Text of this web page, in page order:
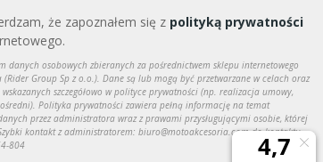
że zapoznałem się z polityką prywatności
danych osobowych zbieranych za pośrednictwem sklepu internetowego
(Rider Group Sp z o.o.). Dane są lub mogą być przetwarzane w celach oraz
szczegółowo w polityce prywatności (np. realizacja umowy,
Polityka prywatności zawiera pełną informację na temat
przez administratora wraz z prawami przysługującymi osobie, której
kontakt z administratorem: biuro@motoakcesoria.com do kontaktu
804